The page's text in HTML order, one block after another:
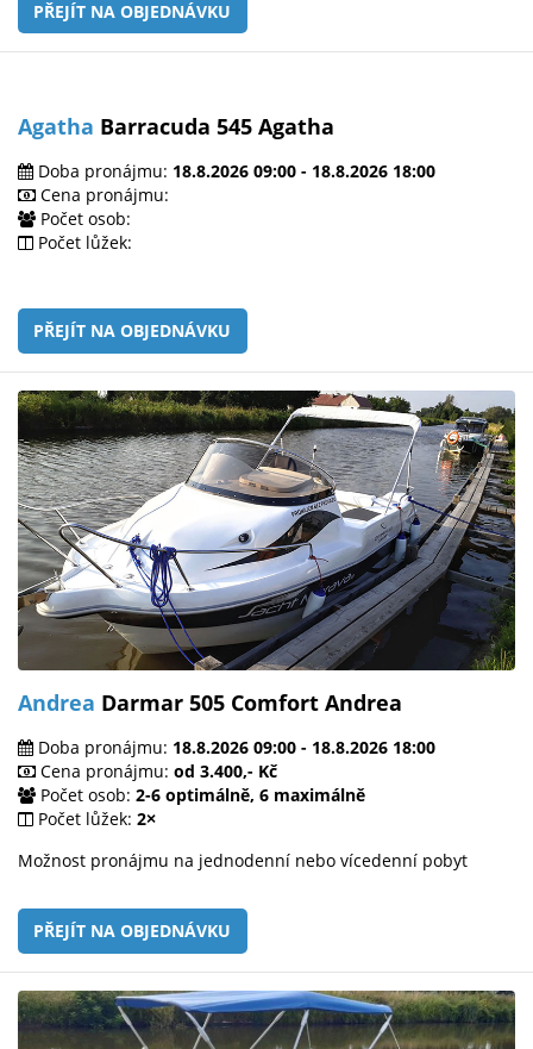
PŘEJÍT NA OBJEDNÁVKU
Agatha Barracuda 545 Agatha
Doba pronájmu: 18.8.2026 09:00 - 18.8.2026 18:00
Cena pronájmu:
Počet osob:
Počet lůžek:
PŘEJÍT NA OBJEDNÁVKU
Andrea Darmar 505 Comfort Andrea
Doba pronájmu: 18.8.2026 09:00 - 18.8.2026 18:00
Cena pronájmu: od 3.400,- Kč
Počet osob: 2-6 optimálně, 6 maximálně
Počet lůžek: 2×
Možnost pronájmu na jednodenní nebo vícedenní pobyt
PŘEJÍT NA OBJEDNÁVKU